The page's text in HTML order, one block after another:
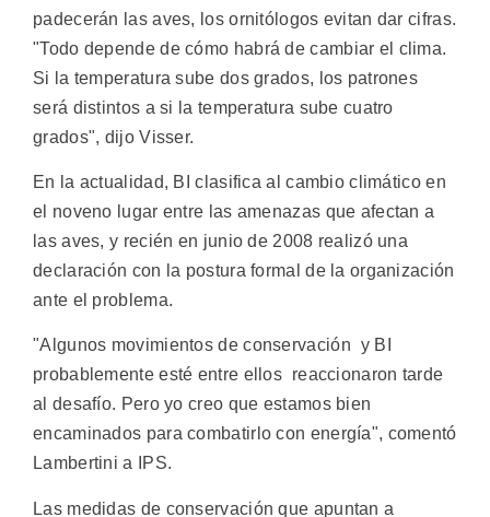
padecerán las aves, los ornitólogos evitan dar cifras.
"Todo depende de cómo habrá de cambiar el clima.
Si la temperatura sube dos grados, los patrones
será distintos a si la temperatura sube cuatro
grados", dijo Visser.
En la actualidad, BI clasifica al cambio climático en
el noveno lugar entre las amenazas que afectan a
las aves, y recién en junio de 2008 realizó una
declaración con la postura formal de la organización
ante el problema.
"Algunos movimientos de conservación  y BI
probablemente esté entre ellos  reaccionaron tarde
al desafío. Pero yo creo que estamos bien
encaminados para combatirlo con energía", comentó
Lambertini a IPS.
Las medidas de conservación que apuntan a